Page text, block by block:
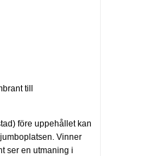
till
före uppehållet kan
Vinner
ser en utmaning i